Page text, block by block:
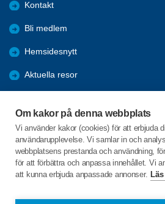
Om kakor på denna webbplats
Vi använder kakor (cookies) för att erbjuda
användarupplevelse. Vi samlar in och
webbplatsens prestanda och användning,
för att förbättra och anpassa innehållet. Vi
att kunna erbjuda anpassade annonser.
Kontakt
Bli medlem
Hemsidesnytt
Aktuella resor
Trygghetsringning
Gårdsrådet
C/o:Skeppsgården